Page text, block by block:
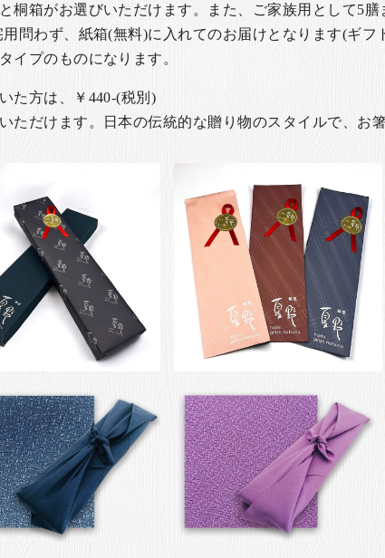
桐箱がお選びいただけます。また、ご家族用として5膳
問わず、紙箱(無料)に入れてのお届けとなります(ギ
イプのものになります。
た方は、￥440-(税別)
ただけます。日本の伝統的な贈り物のスタイルで、お